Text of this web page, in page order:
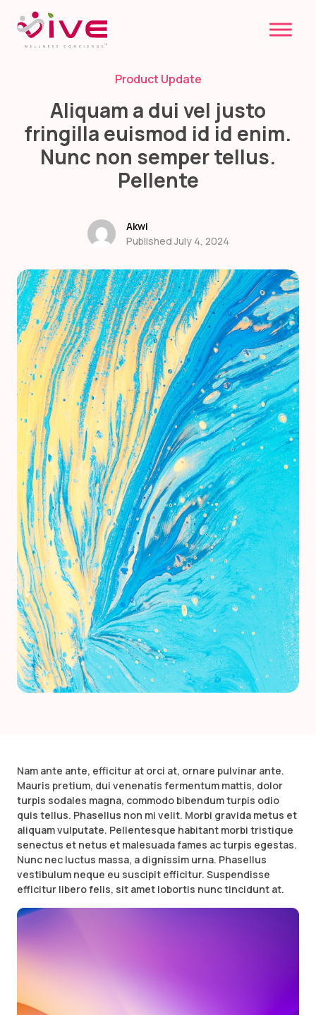
content
Product Update
Aliquam a dui vel justo
fringilla euismod id id enim.
Nunc non semper tellus.
Pellente
Akwi
Published July 4, 2024
Nam ante ante, efficitur at orci at, ornare pulvinar ante.
Mauris pretium, dui venenatis fermentum mattis, dolor
turpis sodales magna, commodo bibendum turpis odio
quis tellus. Phasellus non mi velit. Morbi gravida metus et
aliquam vulputate. Pellentesque habitant morbi tristique
senectus et netus et malesuada fames ac turpis egestas.
Nunc nec luctus massa, a dignissim urna. Phasellus
vestibulum neque eu suscipit efficitur. Suspendisse
efficitur libero felis, sit amet lobortis nunc tincidunt at.